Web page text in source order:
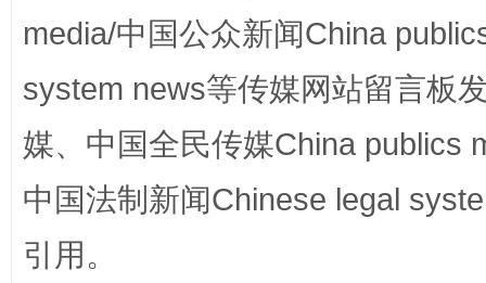
网上购药对药下症？
media/中国公众新闻China
system news等传媒网站留言板
媒、中国全民传媒China publics
中国法制新闻Chinese legal
引用。